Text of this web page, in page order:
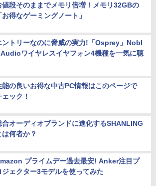
値段そのままでメモリ倍増！メモリ32GBの
お得なゲーミングノート」
ントリーなのに脅威の実力!「Osprey」Nobl
ワイヤレスイヤフォン4機種を一気に聴
能の良いお得な中古PC情報はこのページで
ェック！
合オーディオブランドに進化するSHANLING
は何者か？
プライムデー過去最安! Anker注目プ
ジェクター3モデルを使ってみた